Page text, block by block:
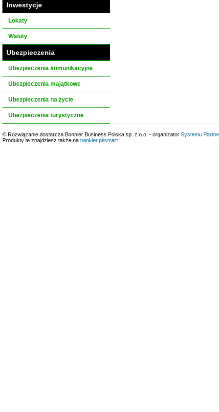
Inwestycje
Lokaty
Waluty
Ubezpieczenia
Ubezpieczenia komunikacyjne
Ubezpieczenia majątkowe
Ubezpieczenia na życie
Ubezpieczenia turystyczne
© Rozwiązanie dostarcza Bonnier Business Polska sp. z o.o. - organizator Systemu
Produkty te znajdziesz także na bankier.pl/smart